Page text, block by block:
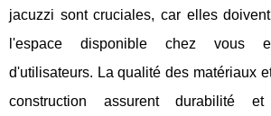
jacuzzi sont cruciales, car elles
l'espace disponible chez vous
d'utilisateurs. La qualité des matériaux
construction assurent durabilité